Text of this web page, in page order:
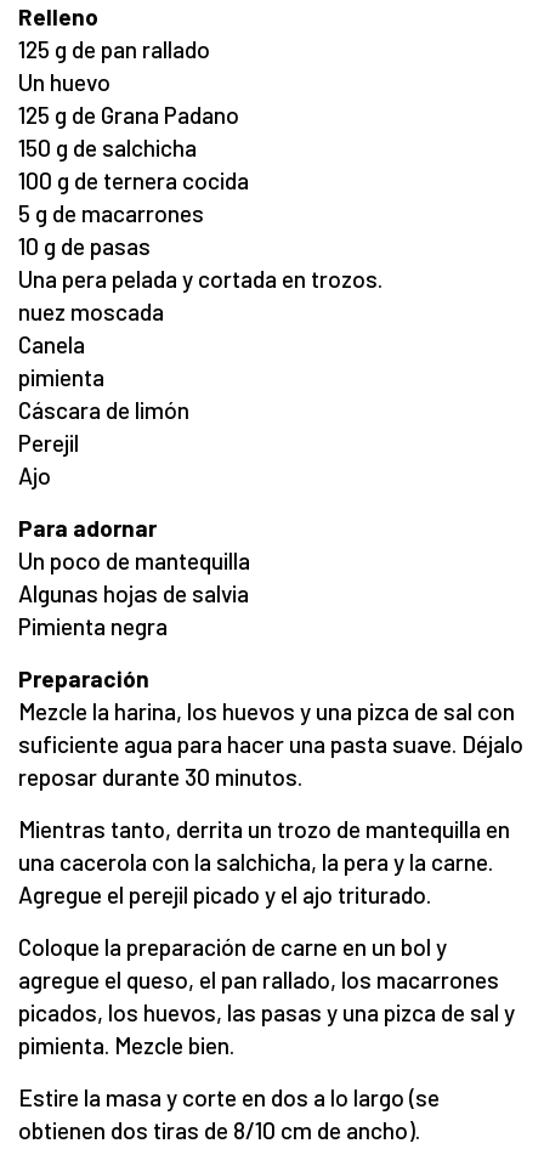
Relleno
125 g de pan rallado
Un huevo
125 g de Grana Padano
150 g de salchicha
100 g de ternera cocida
5 g de macarrones
10 g de pasas
Una pera pelada y cortada en trozos.
nuez moscada
Canela
pimienta
Cáscara de limón
Perejil
Ajo
Para adornar
Un poco de mantequilla
Algunas hojas de salvia
Pimienta negra
Preparación
Mezcle la harina, los huevos y una pizca de sal con
suficiente agua para hacer una pasta suave. Déjalo
reposar durante 30 minutos.
Mientras tanto, derrita un trozo de mantequilla en
una cacerola con la salchicha, la pera y la carne.
Agregue el perejil picado y el ajo triturado.
Coloque la preparación de carne en un bol y
agregue el queso, el pan rallado, los macarrones
picados, los huevos, las pasas y una pizca de sal y
pimienta. Mezcle bien.
Estire la masa y corte en dos a lo largo (se
obtienen dos tiras de 8/10 cm de ancho).